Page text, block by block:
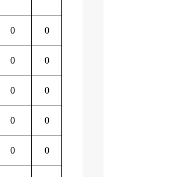
0 0
0 0
0 0
0 0
0 0